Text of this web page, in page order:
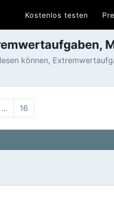
Kostenlos testen
können,
... 16